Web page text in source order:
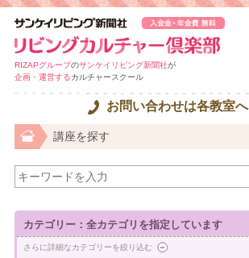
RIZAPグループのサンケイリビング新聞社が
企画・運営するカルチャースクール
お問い合わせは各教室へ
講座を探す
カテゴリー：全カテゴリを指定しています
さらに詳細なカテゴリーを絞り込む